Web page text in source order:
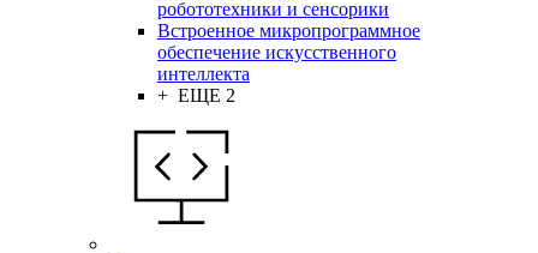
робототехники и сенсорики
Встроенное микропрограммное
обеспечение искусственного
интеллекта
+ ЕЩЕ 2